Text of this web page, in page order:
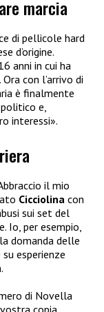
marcia
di pellicole hard
d’origine.
anni in cui ha
con l’arrivo di
è finalmente
e,
interessi».
il mio
Cicciolina con
sui set del
Io, per esempio,
domanda delle
esperienze
di Novella
copia